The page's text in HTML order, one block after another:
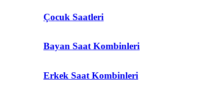
Çocuk Saatleri
Bayan Saat Kombinleri
Erkek Saat Kombinleri